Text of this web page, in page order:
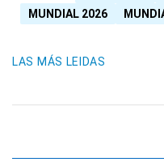
MUNDIAL 2026
LAS MÁS LEIDAS